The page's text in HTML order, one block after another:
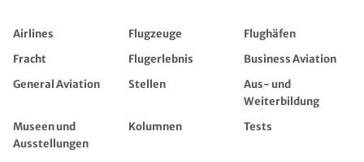
Airlines Flugzeuge
Flughäfen
Fracht
Flugerlebnis
Business Aviation
General Aviation
Stellen
Aus- und
Weiterbildung
Museen und
Ausstellungen
Kolumnen Tests